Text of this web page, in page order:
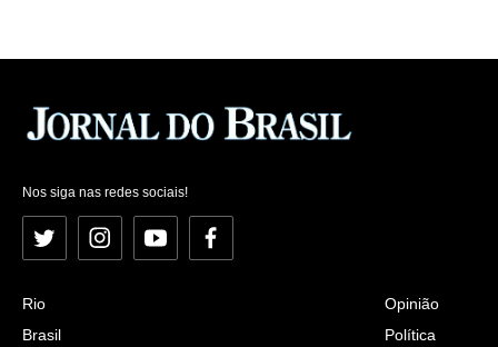
Nos siga nas redes sociais!
Twitter InstagramYouTubeFacebook
Rio
Brasil
Opinião
Política